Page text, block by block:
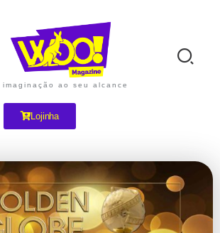
imaginação ao seu alcance
Lojinha